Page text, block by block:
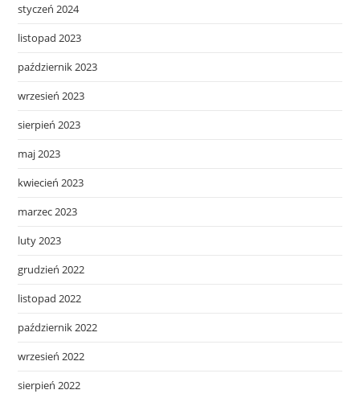
styczeń 2024
listopad 2023
październik 2023
wrzesień 2023
sierpień 2023
maj 2023
kwiecień 2023
marzec 2023
luty 2023
grudzień 2022
listopad 2022
październik 2022
wrzesień 2022
sierpień 2022